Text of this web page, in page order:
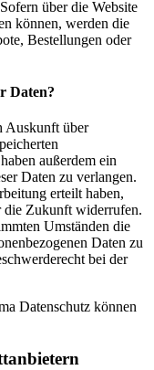
über die Website
können, werden die
Bestellungen oder
Daten?
Auskunft über
außerdem ein
Daten zu verlangen.
erteilt haben,
die Zukunft widerrufen.
Umständen die
Daten zu
bei der
Datenschutz können